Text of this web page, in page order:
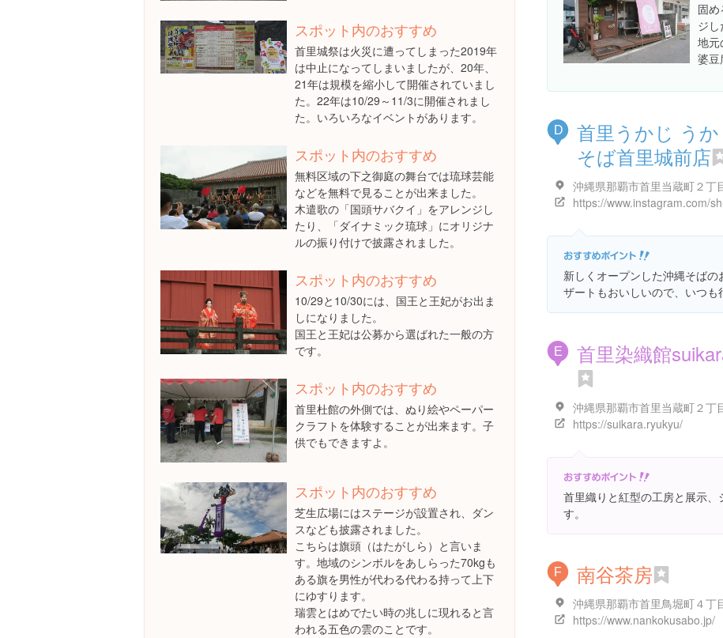
スポット内のおすすめ
首里城祭は火災に遭ってしまった2019年
は中止になってしまいましたが、20年、
21年は規模を縮小して開催されていまし
た。22年は10/29～11/3に開催されまし
た。いろいろなイベントがあります。
スポット内のおすすめ
無料区域の下之御庭の舞台では琉球芸能
などを無料で見ることが出来ました。
木遣歌の「国頭サバクイ」をアレンジし
たり、「ダイナミック琉球」にオリジナ
ルの振り付けで披露されました。
スポット内のおすすめ
10/29と10/30には、国王と王妃がお出ま
しになりました。
国王と王妃は公募から選ばれた一般の方
です。
スポット内のおすすめ
首里杜館の外側では、ぬり絵やペーパー
クラフトを体験することが出来ます。子
供でもできますよ。
スポット内のおすすめ
芝生広場にはステージが設置され、ダン
スなども披露されました。
こちらは旗頭（はたがしら）と言いま
す。地域のシンボルをあしらった70kgも
ある旗を男性が代わる代わる持って上下
にゆすります。
瑞雲とはめでたい時の兆しに現れると言
われる五色の雲のことです。
固
ジし
地元
婆豆
D
首里うかじ うか
そば首里城前店
新しくオープンした沖縄そば
ザートもおいしいので、いつも
E 首里染織館
https://suikara.ryukyu/
首里織りと紅型の工房と展示
す。
F 南谷茶房
https://www.nankokusabo.jp/